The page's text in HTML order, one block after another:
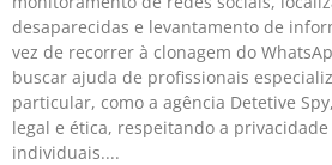
desaparecidas e levantamento de
vez de recorrer à clonagem do
buscar ajuda de profissionais
particular, como a agência Detetive
legal e ética, respeitando a
individuais.